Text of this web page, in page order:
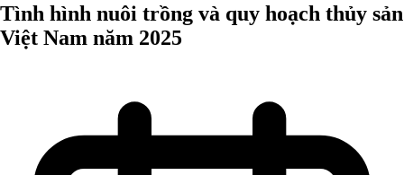
Tình hình nuôi trồng và quy hoạch thủy sản
Việt Nam năm 2025